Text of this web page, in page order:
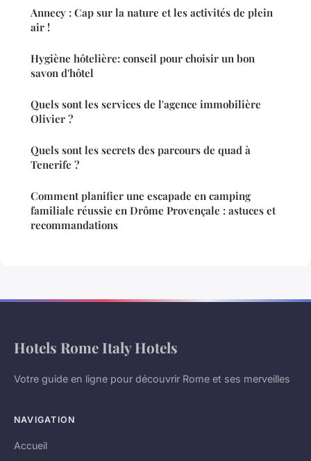
Annecy : Cap sur la nature et les activités de plein
air !
Hygiène hôtelière: conseil pour choisir un bon
savon d'hôtel
Quels sont les services de l'agence immobilière
Olivier ?
Quels sont les secrets des parcours de quad à
Tenerife ?
Comment planifier une escapade en camping
familiale réussie en Drôme Provençale : astuces et
recommandations
Hotels Rome Italy Hotels
Votre guide en ligne pour découvrir Rome et ses merveilles
NAVIGATION
Accueil